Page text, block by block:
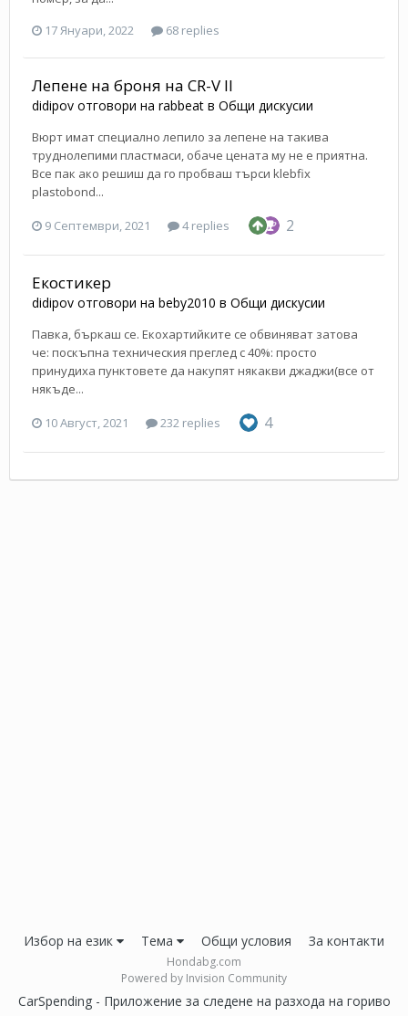
17 Януари, 2022
68 replies
Лепене на броня на CR-V II
didipov отговори на rabbeat в Общи дискусии
Вюрт имат специално лепило за лепене на такива
труднолепими пластмаси, обаче цената му не е приятна.
Все пак ако решиш да го пробваш търси klebfix
plastobond...
9 Септември, 2021 4 replies 2
Екостикер
didipov отговори на beby2010 в Общи дискусии
Павка, бъркаш се. Екохартийките се обвиняват затова
че: поскъпна техническия преглед с 40%: просто
принудиха пунктовете да накупят някакви джаджи(все от
някъде...
10 Август, 2021 232 replies 4
Избор на език Тема Общи условия За контакти
Hondabg.com
Powered by Invision Community
CarSpending - Приложение за следене на разхода на гориво